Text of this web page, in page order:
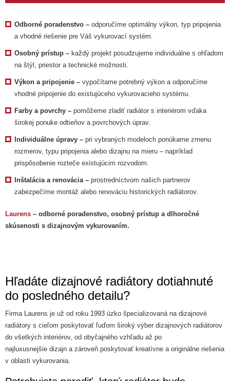
Odborné poradenstvo – odporučíme optimálny výkon, typ pripojenia
a vhodné riešenie pre Váš vykurovací systém.
Osobný prístup – každý projekt posudzujeme individuálne s ohľadom
na štýl, priestor a technické možnosti.
Výkon a pripojenie – vypočítame potrebný výkon a odporučíme
vhodné pripojenie do existujúceho vykurovacieho systému.
Farby a povrchy – pomôžeme zladiť radiátor s interiérom vďaka
širokej ponuke odtieňov a povrchových úprav.
Individuálne úpravy – pri vybraných modeloch ponúkame zmenu
rozmerov, typu pripojenia alebo dizajnu na mieru – napríklad
prispôsobenie rozteče existujúcim rozvodom.
Inštalácia a renovácia – prostredníctvom našich partnerov
zabezpečíme montáž alebo renováciu historických radiátorov.
Laurens – odborné poradenstvo, osobný prístup a dlhoročné
skúsenosti s dizajnovým vykurovaním.
Hľadáte dizajnové radiátory dotiahnuté
do posledného detailu?
Firma Laurens je už od roku 1993 úzko špecializovaná na dizajnové
radiátory s cieľom poskytovať ľuďom široký výber dizajnových radiátorov
do všetkých interiérov, od obyčajného vzhľadu až po
najluxusnejšie dizajn a zároveň poskytovať kreatívne a originálne riešenia
v oblasti vykurovania.